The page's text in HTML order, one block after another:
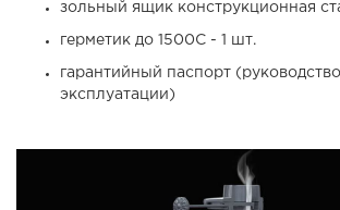
зольный ящик конструкционная
герметик до 1500С - 1 шт.
гарантийный паспорт
эксплуатации)